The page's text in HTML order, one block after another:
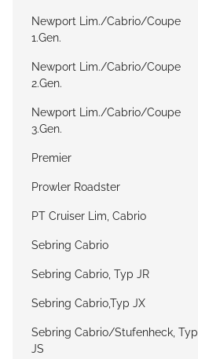
Newport Lim./Cabrio/Coupe
1.Gen.
Newport Lim./Cabrio/Coupe
2.Gen.
Newport Lim./Cabrio/Coupe
3.Gen.
Premier
Prowler Roadster
PT Cruiser Lim, Cabrio
Sebring Cabrio
Sebring Cabrio, Typ JR
Sebring Cabrio,Typ JX
Sebring Cabrio/Stufenheck, Typ
JS